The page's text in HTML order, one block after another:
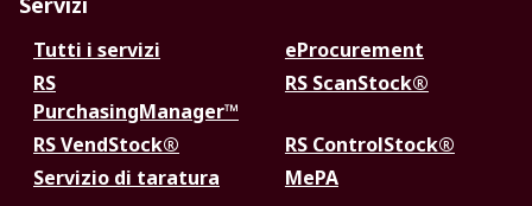
Tutti i servizi
eProcurement
RS
PurchasingManager™
RS ScanStock®
RS VendStock®
RS ControlStock®
Servizio di taratura
MePA